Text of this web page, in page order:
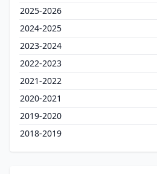
2025-2026
2024-2025
2023-2024
2022-2023
2021-2022
2020-2021
2019-2020
2018-2019